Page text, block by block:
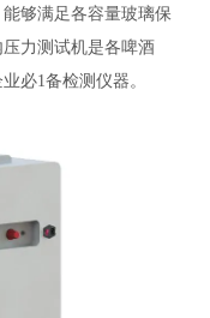
够满足各容量玻璃保
力测试机是各啤酒
必1备检测仪器。